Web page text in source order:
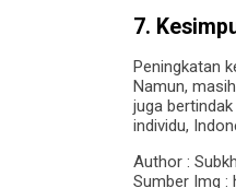
7.
Peningkatan
Namun,
juga
individu,
Author :
Sumber Img :